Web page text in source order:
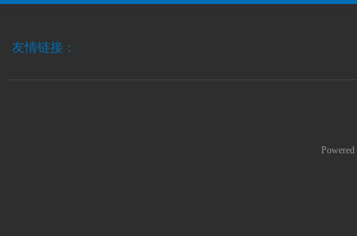
友情链接：